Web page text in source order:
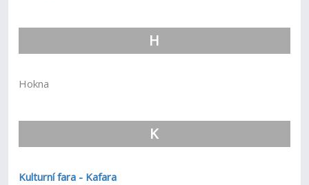
H
Hokna
K
Kulturní fara - Kafara